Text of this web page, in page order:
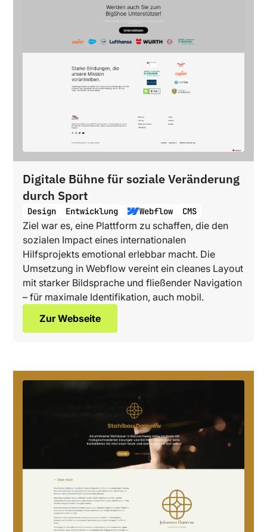
Digitale Bühne für soziale Veränderung
durch Sport
Design Entwicklung Webflow CMS
Ziel war es, eine Plattform zu schaffen, die den
sozialen Impact eines internationalen
Hilfsprojekts emotional erlebbar macht. Die
Umsetzung in Webflow vereint ein cleanes Layout
mit starker Bildsprache und fließender Navigation
– für maximale Identifikation, auch mobil.
Zur Webseite